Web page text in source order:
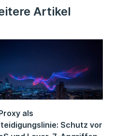
Artikel
als
Schutz vor